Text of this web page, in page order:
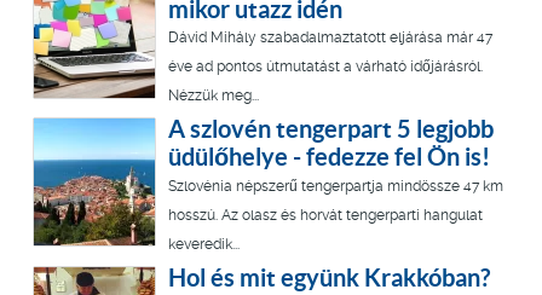
mikor utazz idén
Dávid Mihály szabadalmaztatott eljárása már 47
éve ad pontos útmutatást a várható időjárásról.
Nézzük meg...
A szlovén tengerpart 5 legjobb
üdülőhelye - fedezze fel Ön is!
Szlovénia népszerű tengerpartja mindössze 47 km
hosszú. Az olasz és horvát tengerparti hangulat
keveredik...
Hol és mit együnk Krakkóban?